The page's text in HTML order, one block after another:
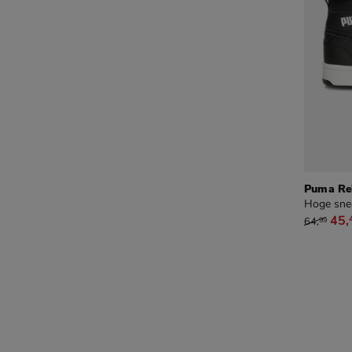
Puma
Hoge
van €
64,99 45,